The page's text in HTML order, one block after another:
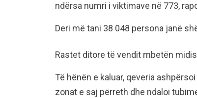
ndërsa numri i viktimave në 773,
Deri më tani 38 048 persona janë
Rastet ditore të vendit mbetën
Të hënën e kaluar, qeveria
zonat e saj përreth dhe ndaloi